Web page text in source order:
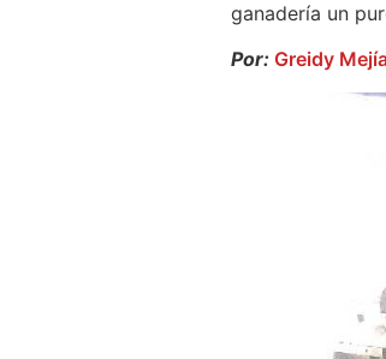
ganadería un
Por: Greidy